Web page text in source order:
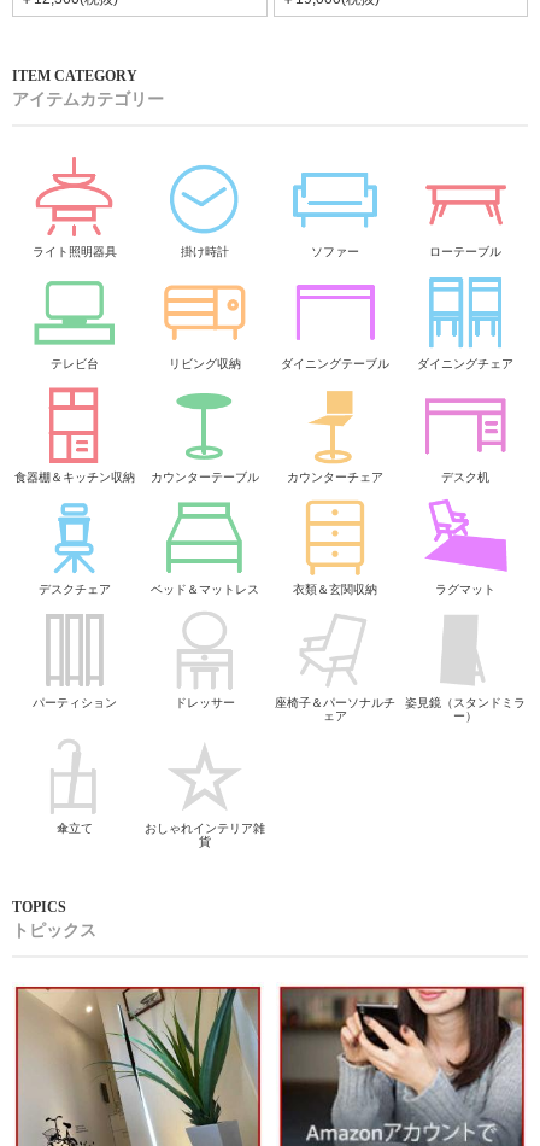
アイテムカテゴリー
ライト照明器具 掛け時計 ソファー ローテーブル
テレビ台 リビング収納 ダイニングテーブル ダイニングチェア
食器棚＆キッチン収納 カウンターテーブル カウンターチェア デスク机
デスクチェア ベッド＆マットレス 衣類＆玄関収納 ラグマット
パーティション ドレッサー
座椅子＆パーソナルチ
ェア
姿見鏡（スタンドミラ
ー）
傘立て
おしゃれインテリア雑
貨
トピックス